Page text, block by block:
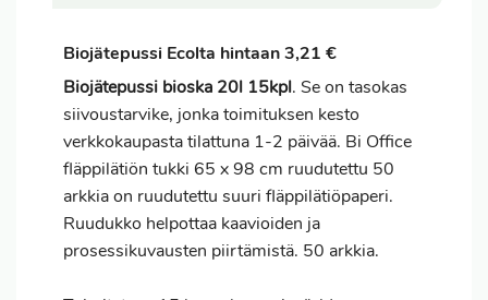
Biojätepussi Ecolta hintaan 3,21 €
Biojätepussi bioska 20l 15kpl. Se on tasokas
siivoustarvike, jonka toimituksen kesto
verkkokaupasta tilattuna 1-2 päivää. Bi Office
fläppilätiön tukki 65 x 98 cm ruudutettu 50
arkkia on ruudutettu suuri fläppilätiöpaperi.
Ruudukko helpottaa kaavioiden ja
prosessikuvausten piirtämistä. 50 arkkia.